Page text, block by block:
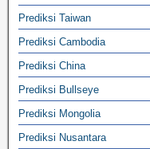
Prediksi Taiwan
Prediksi Cambodia
Prediksi China
Prediksi Bullseye
Prediksi Mongolia
Prediksi Nusantara